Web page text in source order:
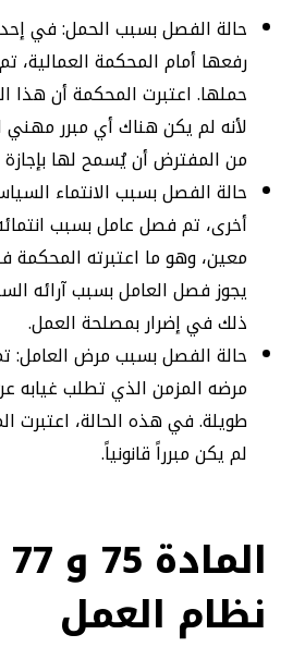
حالة الفصل بسبب الحمل: في
رفعها أمام المحكمة
حملها. اعتبرت المحكمة أن هذا
لأنه لم يكن هناك أي مبرر
من المفترض أن يُسمح لها بإجازة
حالة الفصل بسبب الانتماء
أخرى، تم فصل عامل بسبب
معين، وهو ما اعتبرته المحكمة
يجوز فصل العامل بسبب آرائه
ذلك في إضرار بمصلحة العمل.
حالة الفصل بسبب مرض
مرضه المزمن الذي تطلب غيابه
طويلة. في هذه الحالة، اعتبرت
لم يكن مبرراً قانونياً.
نظام العمل